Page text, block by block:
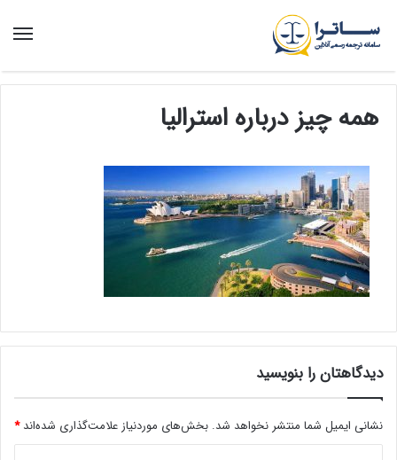
منو
همه چیز درباره استرالیا
دیدگاهتان را بنویسید
نشانی ایمیل شما منتشر نخواهد شد. بخش‌های موردنیاز علامت‌گذاری شده‌اند*